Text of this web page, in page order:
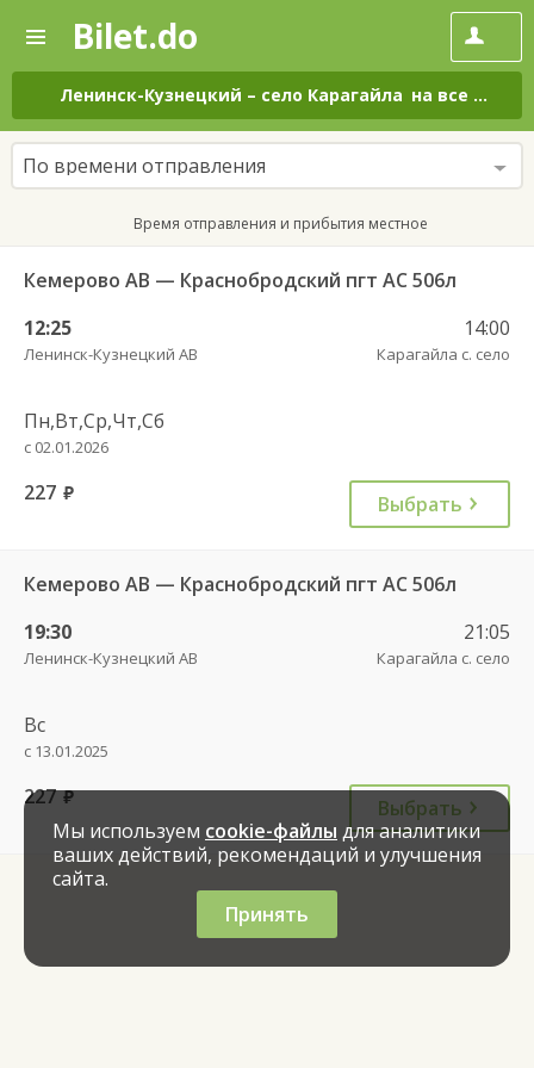
—
Поиск
и
покупка
билетов
на
автобус
онлайн
Bilet.do
Ленинск-Кузнецкий – село Карагайла на все дни
По времени отправления
Время отправления и прибытия местное
Кемерово АВ — Краснобродский пгт АС 506л
12:25
Ленинск-Кузнецкий АВ
14:00
Карагайла с. село
Пн,Вт,Ср,Чт,Сб
с 02.01.2026
227 руб. Выбрать
Кемерово АВ — Краснобродский пгт АС 506л
19:30
Ленинск-Кузнецкий АВ
21:05
Карагайла с. село
Вс
с 13.01.2025
227 руб.
Выбрать
Мы используем cookie-файлы для аналитики
ваших действий, рекомендаций и улучшения
сайта.
Принять